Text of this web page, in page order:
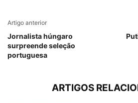
Artigo anterior
Jornalista húngaro
surpreende seleção
portuguesa
ARTIGOS